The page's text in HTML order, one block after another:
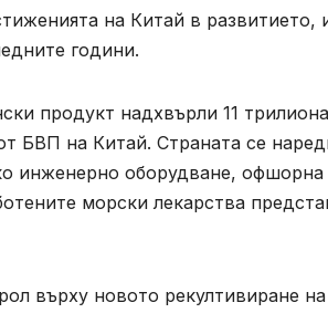
на Китай в развитието,
години.
продукт надхвърли 11
БВП на Китай. Страната се
инженерно оборудване, офшорна
морски лекарства
върху новото рекултивиране